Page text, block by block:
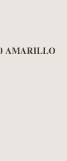
AMARILLO